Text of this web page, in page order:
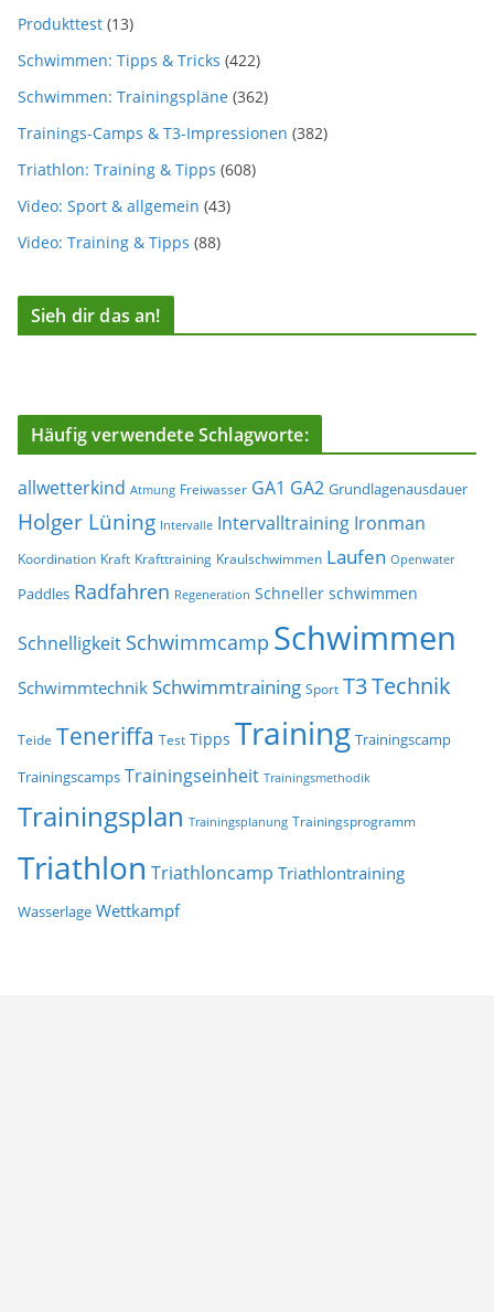
Produkttest (13)
Schwimmen: Tipps & Tricks (422)
Schwimmen: Trainingspläne (362)
Trainings-Camps & T3-Impressionen (382)
Triathlon: Training & Tipps (608)
Video: Sport & allgemein (43)
Video: Training & Tipps (88)
Sieh dir das an!
Häufig verwendete Schlagworte:
allwetterkind Atmung Freiwasser GA1 GA2 Grundlagenausdauer
Holger Lüning Intervalle Intervalltraining Ironman
Koordination Kraft Krafttraining Kraulschwimmen Laufen Openwater
Paddles Radfahren Regeneration Schneller schwimmen
Schnelligkeit Schwimmcamp Schwimmen
Schwimmtechnik Schwimmtraining Sport T3Technik
Teide Teneriffa Test Tipps Training Trainingscamp
Trainingscamps Trainingseinheit Trainingsmethodik
Trainingsplan Trainingsplanung Trainingsprogramm
Triathlon Triathloncamp Triathlontraining
Wasserlage Wettkampf